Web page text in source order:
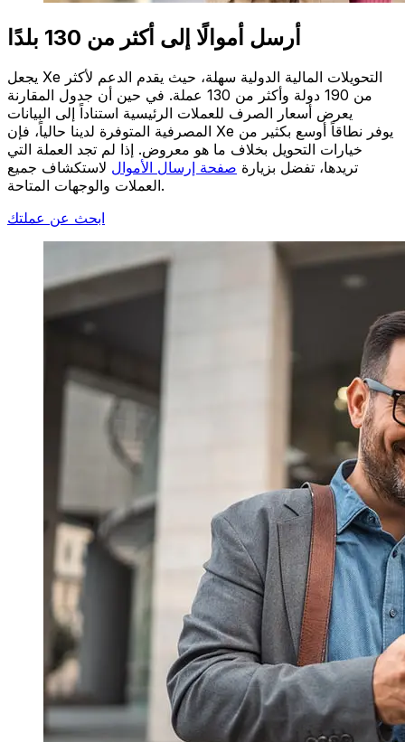
أرسل أموالًا إلى أكثر من 130 بلدًا
يجعل Xe التحويلات المالية الدولية سهلة، حيث يقدم الدعم لأكثر
من 190 دولة وأكثر من 130 عملة. في حين أن جدول المقارنة
يعرض أسعار الصرف للعملات الرئيسية استناداً إلى البيانات
المصرفية المتوفرة لدينا حالياً، فإن Xe يوفر نطاقاً أوسع بكثير من
خيارات التحويل بخلاف ما هو معروض. إذا لم تجد العملة التي
تريدها، تفضل بزيارة صفحة إرسال الأموال لاستكشاف جميع
العملات والوجهات المتاحة.
ابحث عن عملتك